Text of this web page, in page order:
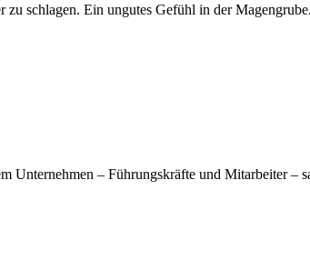
schlagen. Ein ungutes Gefühl in der
– Führungskräfte und Mitarbeiter –